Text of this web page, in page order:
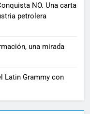
NO. Una carta
petrolera
una mirada
Latin Grammy con